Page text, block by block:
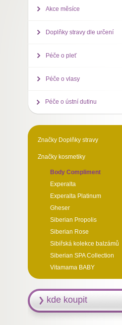
Akce měsíce
Doplňky stravy dle určení
Péče o pleť
Péče o vlasy
Péče o ústní dutinu
Značky Doplňky stravy
Značky kosmetiky
Body Compliment
Experalta
Experalta Platinum
Gheser
Siberian Propolis
Siberian Rose
Sibiřská kolekce balzámů
Siberian SPA Collection
Vitamama BABY
kde koupit